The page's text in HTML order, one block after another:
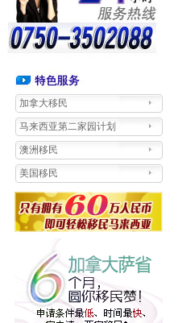
加拿大移民
马来西亚第二家园计划
澳洲移民
美国移民